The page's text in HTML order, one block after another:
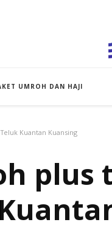
UMROH DAN HAJI
Kuantan Kuansing
plus